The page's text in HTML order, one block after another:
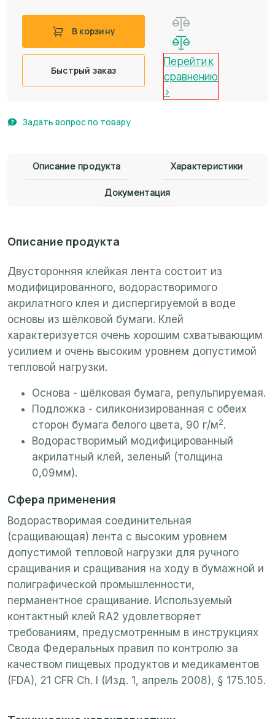
В корзину
Быстрый заказ
Перейти к
сравнению
>
Задать вопрос по товару
Описание продукта
Двусторонняя клейкая лента состоит из
модифицированного, водорастворимого
акрилатного клея и диспергируемой в воде
основы из шёлковой бумаги. Клей
характеризуется очень хорошим схватывающим
усилием и очень высоким уровнем допустимой
тепловой нагрузки.
Основа - шёлковая бумага, репульпируемая.
Подложка - силиконизированная с обеих
сторон бумага белого цвета, 90 г/м2.
Водорастворимый модифицированный
акрилатный клей, зеленый (толщина
0,09мм).
Сфера применения
Водорастворимая соединительная
(сращивающая) лента с высоким уровнем
допустимой тепловой нагрузки для ручного
сращивания и сращивания на ходу в бумажной и
полиграфической промышленности,
перманентное сращивание. Используемый
контактный клей RA2 удовлетворяет
требованиям, предусмотренным в инструкциях
Свода Федеральных правил по контролю за
качеством пищевых продуктов и медикаментов
(FDA), 21 CFR Ch. I (Изд. 1, апрель 2008), § 175.105.
Описание продукта Характеристики
Документация